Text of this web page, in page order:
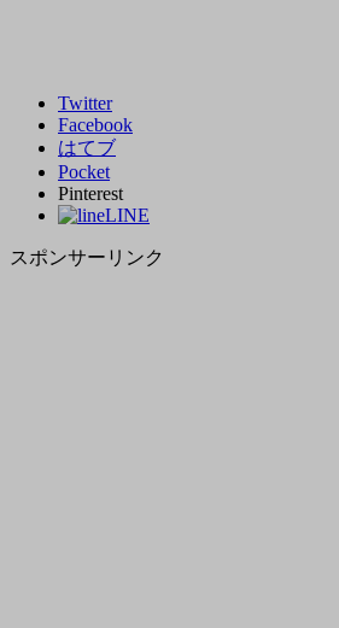
Twitter
Facebook
はてブ
Pocket
Pinterest
LINE
スポンサーリンク